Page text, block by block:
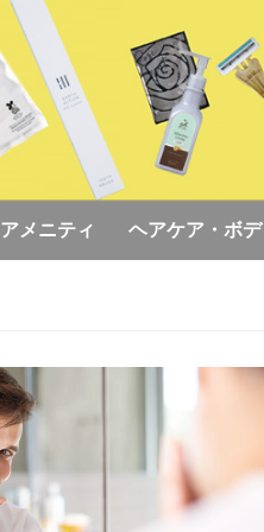
アメニティ ヘアケア・ボ